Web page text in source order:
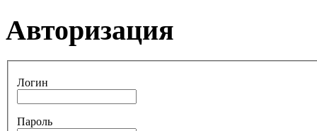
Авторизация
Логин
Пароль